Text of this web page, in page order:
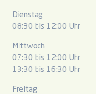
Dienstag
08:30 bis 12:00 Uhr
Mittwoch
07:30 bis 12:00 Uhr
13:30 bis 16:30 Uhr
Freitag